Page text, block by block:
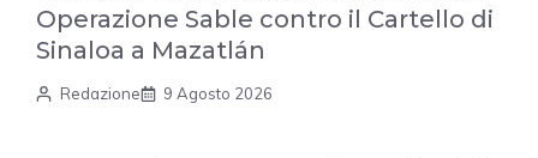
Operazione Sable contro il Cartello di
Sinaloa a Mazatlán
Redazione 9 Agosto 2026